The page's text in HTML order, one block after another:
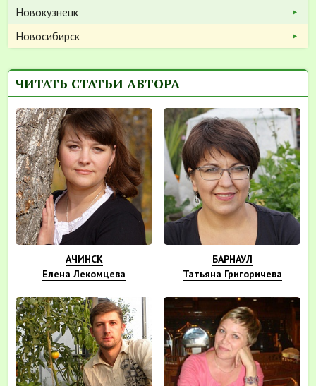
Новокузнецк
Новосибирск
ЧИТАТЬ СТАТЬИ АВТОРА
АЧИНСК
Елена Лекомцева
БАРНАУЛ
Татьяна Григоричева